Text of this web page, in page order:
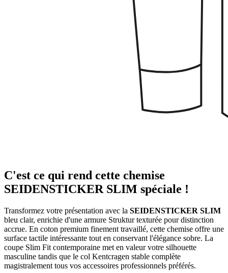
C'est ce qui rend cette chemise
SEIDENSTICKER SLIM spéciale !
Transformez votre présentation avec la SEIDENSTICKER SLIM
bleu clair, enrichie d'une armure Struktur texturée pour distinction
accrue. En coton premium finement travaillé, cette chemise offre une
surface tactile intéressante tout en conservant l'élégance sobre. La
coupe Slim Fit contemporaine met en valeur votre silhouette
masculine tandis que le col Kentcragen stable complète
magistralement tous vos accessoires professionnels préférés.